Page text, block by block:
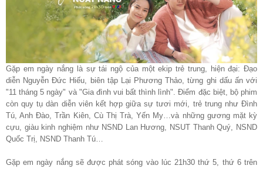
Gặp em ngày nắng là sự tái ngộ của một ekip trẻ trung, hiện đại: Đạo
diễn Nguyễn Đức Hiếu, biên tập Lại Phương Thảo, từng ghi dấu ấn với
"11 tháng 5 ngày" và "Gia đình vui bất thình lình". Điểm đặc biệt, bộ phim
còn quy tụ dàn diễn viên kết hợp giữa sự tươi mới, trẻ trung như Đình
Tú, Anh Đào, Trần Kiên, Cù Thị Trà, Yến My…và những gương mặt kỳ
cựu, giàu kinh nghiệm như NSND Lan Hương, NSUT Thanh Quý, NSND
Quốc Trị, NSND Thanh Tú…
Gặp em ngày nắng sẽ được phát sóng vào lúc 21h30 thứ 5, thứ 6 trên